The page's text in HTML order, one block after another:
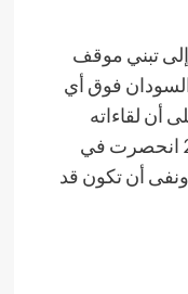
تبني موقف
فوق أي
أن لقاءاته
السابقة مع حمدوك خلال فترة 2021 انحصرت في
أن تكون قد